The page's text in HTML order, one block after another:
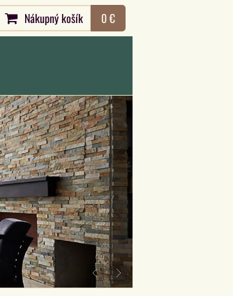
Nákupný košík 0 €